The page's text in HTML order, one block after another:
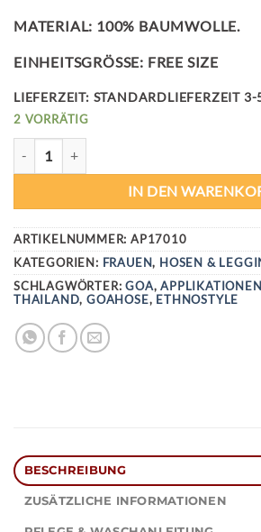
MATERIAL: 100% BAUMWOLLE.
EINHEITSGRÖSSE: FREE SIZE
LIEFERZEIT: STANDARDLIEFERZEIT 3-
2 VORRÄTIG
IN DEN
ARTIKELNUMMER:AP17010
KATEGORIEN: FRAUEN, HOSEN &
SCHLAGWÖRTER:GOA,APPLIKATIONEN
THAILAND,GOAHOSE, ETHNOSTYLE
BESCHREIBUNG
ZUSÄTZLICHE INFORMATIONEN